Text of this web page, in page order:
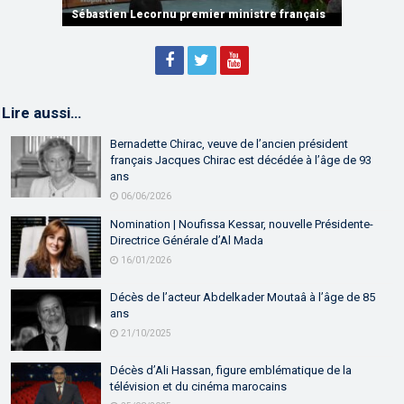
partenariat
Sébastien Lecornu premier ministre français
Discours de M. Aziz Akhannouch
Lire aussi…
Bernadette Chirac, veuve de l’ancien président
français Jacques Chirac est décédée à l’âge de 93
ans
06/06/2026
Nomination | Noufissa Kessar, nouvelle Présidente-
Directrice Générale d’Al Mada
16/01/2026
Décès de l’acteur Abdelkader Moutaâ à l’âge de 85
ans
21/10/2025
Décès d’Ali Hassan, figure emblématique de la
télévision et du cinéma marocains